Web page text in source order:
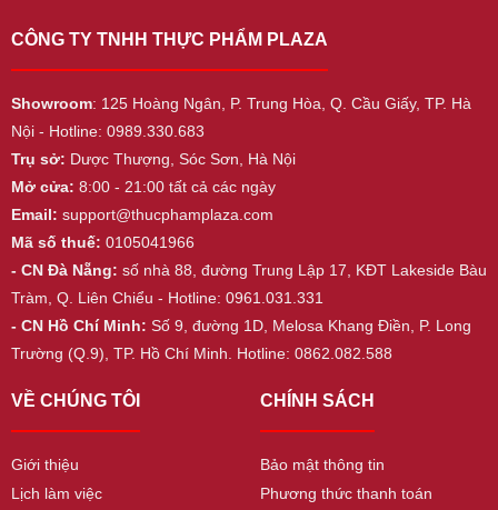
CÔNG TY TNHH THỰC PHẨM PLAZA
Showroom: 125 Hoàng Ngân, P. Trung Hòa, Q. Cầu Giấy, TP. Hà
Nội - Hotline: 0989.330.683
Trụ sở: Dược Thượng, Sóc Sơn, Hà Nội
Mở cửa: 8:00 - 21:00 tất cả các ngày
Email: support@thucphamplaza.com
Mã số thuế: 0105041966
- CN Đà Nẵng: số nhà 88, đường Trung Lập 17, KĐT Lakeside Bàu
Tràm, Q. Liên Chiểu - Hotline: 0961.031.331
- CN Hồ Chí Minh: Số 9, đường 1D, Melosa Khang Điền, P. Long
Trường (Q.9), TP. Hồ Chí Minh. Hotline: 0862.082.588
VỀ CHÚNG TÔI
Giới thiệu
Lịch làm việc
CHÍNH SÁCH
Bảo mật thông tin
Phương thức thanh toán